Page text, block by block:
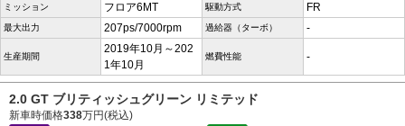
ミッション フロア6MT 駆動方式 FR
最大出力 207ps/7000rpm 過給器（ターボ） -
生産期間
2019年10月～202
1年10月
燃費性能 -
2.0 GT ブリティッシュグリーン リミテッド
新車時価格338万円(税込)